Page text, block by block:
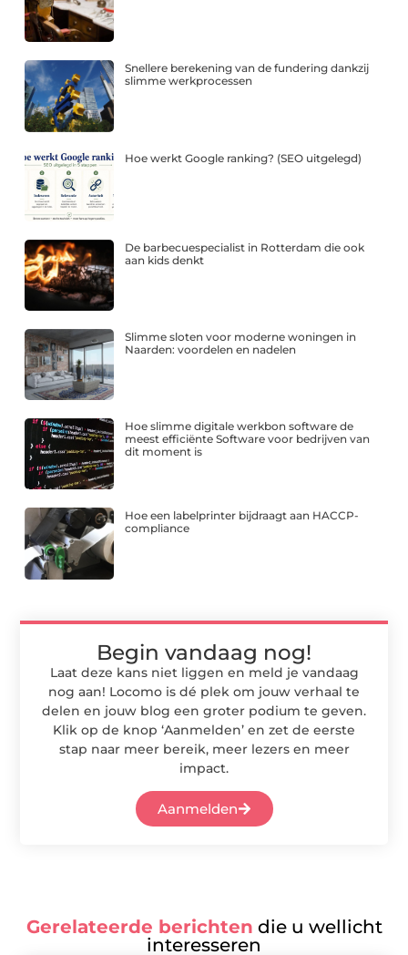
Snellere berekening van de fundering dankzij
slimme werkprocessen
Hoe werkt Google ranking? (SEO uitgelegd)
De barbecuespecialist in Rotterdam die ook
aan kids denkt
Slimme sloten voor moderne woningen in
Naarden: voordelen en nadelen
Hoe slimme digitale werkbon software de
meest efficiënte Software voor bedrijven van
dit moment is
Hoe een labelprinter bijdraagt aan HACCP-
compliance
Begin vandaag nog!
Laat deze kans niet liggen en meld je vandaag
nog aan! Locomo is dé plek om jouw verhaal te
delen en jouw blog een groter podium te geven.
Klik op de knop ‘Aanmelden’ en zet de eerste
stap naar meer bereik, meer lezers en meer
impact.
Aanmelden
Gerelateerde berichten die u wellicht
interesseren